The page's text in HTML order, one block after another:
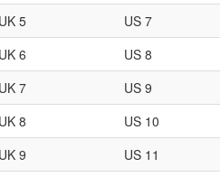
UK 5
US 7
UK 6
US 8
UK 7
US 9
UK 8
US 10
UK 9
US 11